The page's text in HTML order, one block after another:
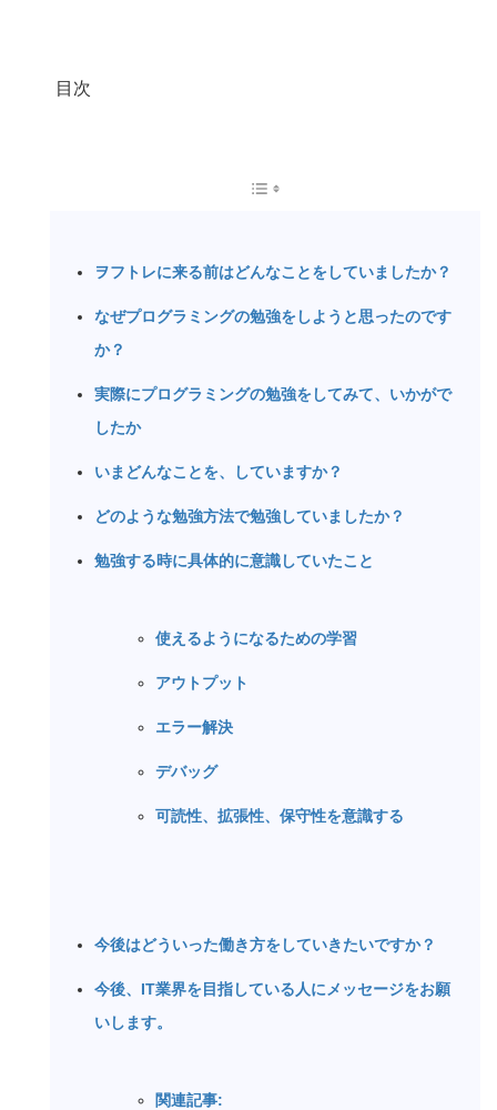
目次
ヲフトレに来る前はどんなことをしていましたか？
なぜプログラミングの勉強をしようと思ったのです
か？
実際にプログラミングの勉強をしてみて、いかがで
したか
いまどんなことを、していますか？
どのような勉強方法で勉強していましたか？
勉強する時に具体的に意識していたこと
使えるようになるための学習
アウトプット
エラー解決
デバッグ
可読性、拡張性、保守性を意識する
今後はどういった働き方をしていきたいですか？
今後、IT業界を目指している人にメッセージをお願
いします。
関連記事: